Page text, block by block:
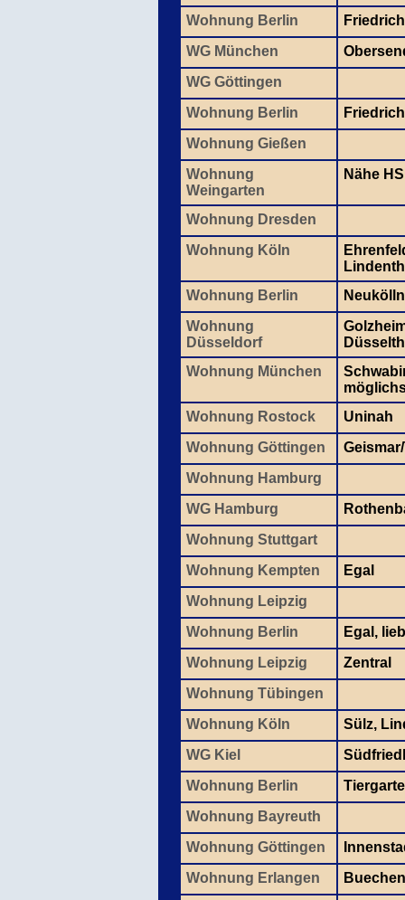
Wohnung Berlin
WG München
WG Göttingen
Wohnung Berlin
Wohnung Gießen
Wohnung
Weingarten
Nähe HS
Wohnung Dresden
Wohnung Köln
Wohnung Berlin
Neukölln
Wohnung
Düsseldorf
Wohnung München
Wohnung Rostock
Uninah
Wohnung Göttingen
Wohnung Hamburg
WG Hamburg
Wohnung Stuttgart
Wohnung Kempten
Egal
Wohnung Leipzig
Wohnung Berlin
Egal,
Wohnung Leipzig
Zentral
Wohnung Tübingen
Wohnung Köln
Sülz,
WG Kiel
Wohnung Berlin
Wohnung Bayreuth
Wohnung Göttingen
Wohnung Erlangen